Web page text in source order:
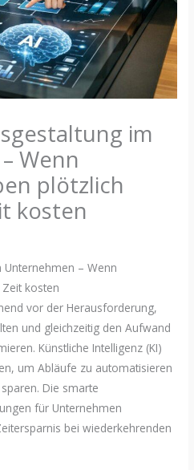
im
Wenn
plötzlich
kosten
– Wenn
kosten
vor der Herausforderung,
und gleichzeitig den Aufwand
Künstliche Intelligenz (KI)
um Abläufe zu automatisieren
Die smarte
für Unternehmen
bei wiederkehrenden